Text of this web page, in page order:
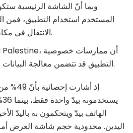
وبما أنّ الشاشة الرئيسية
المستخدم استخدام التطبيق، فمن
الانتقال في مكان واضح وسهل الوصول.
التطبيق قد تتضمن معالجة البيانات على النحو الموضح أدناه.
إذ
اليدين. محدودية حجم شاشة العرض